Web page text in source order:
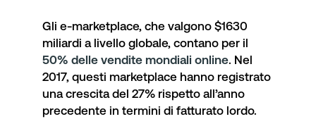
Gli e-marketplace, che valgono $1630
miliardi a livello globale, contano per il
50% delle vendite mondiali online. Nel
2017, questi marketplace hanno registrato
una crescita del 27% rispetto all’anno
precedente in termini di fatturato lordo.